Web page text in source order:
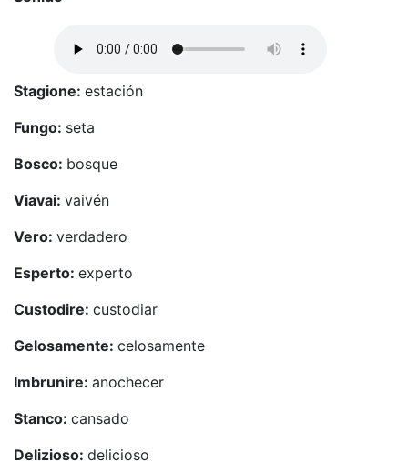
Stagione: estación
Fungo: seta
Bosco: bosque
Viavai: vaivén
Vero: verdadero
Esperto: experto
Custodire: custodiar
Gelosamente: celosamente
Imbrunire: anochecer
Stanco: cansado
Delizioso: delicioso